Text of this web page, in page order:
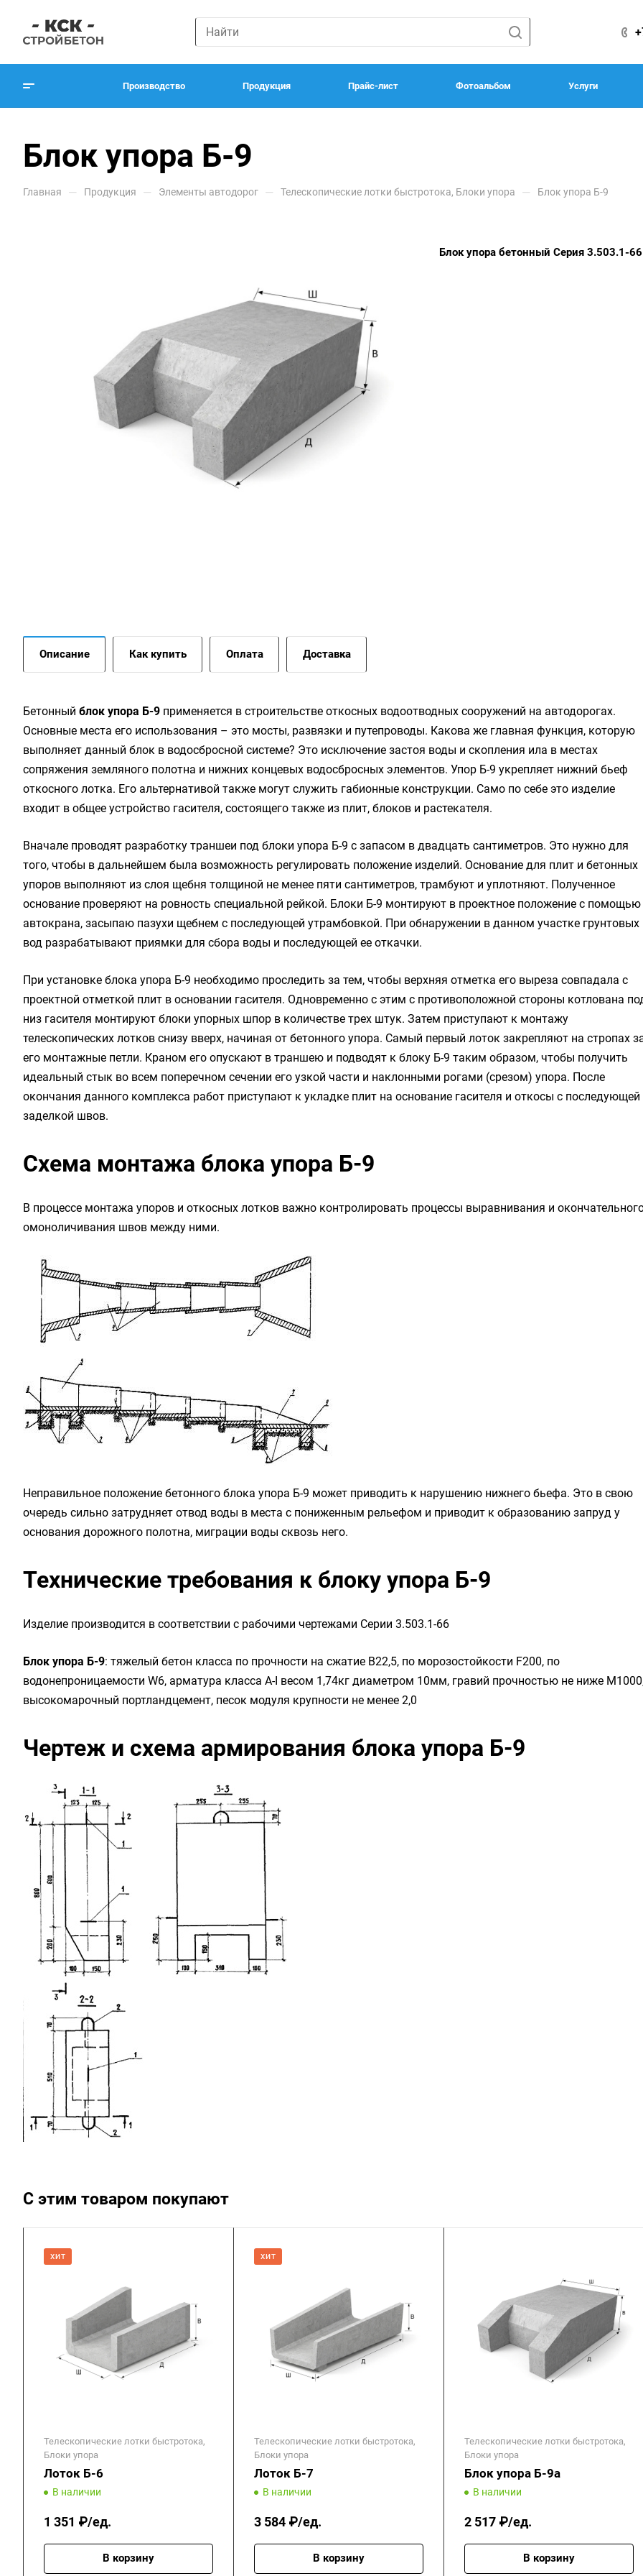
Производство Продукция Прайс-лист Фотоальбом Услуги
Блок упора Б-9
Главная — Продукция — Элементы автодорог — Телескопические лотки быстротока, Блоки упора — Блок упора Б-9
Блок упора бетонный Серия 3.503.1-66
Описание Как купить Оплата Доставка
Бетонный блок упора Б-9 применяется в строительстве откосных водоотводных сооружений на автодорогах.
Основные места его использования – это мосты, развязки и путепроводы. Какова же главная функция, которую
выполняет данный блок в водосбросной системе? Это исключение застоя воды и скопления ила в местах
сопряжения земляного полотна и нижних концевых водосбросных элементов. Упор Б-9 укрепляет нижний бьеф
откосного лотка. Его альтернативой также могут служить габионные конструкции. Само по себе это изделие
входит в общее устройство гасителя, состоящего также из плит, блоков и растекателя.
Вначале проводят разработку траншеи под блоки упора Б-9 с запасом в двадцать сантиметров. Это нужно для
того, чтобы в дальнейшем была возможность регулировать положение изделий. Основание для плит и бетонных
упоров выполняют из слоя щебня толщиной не менее пяти сантиметров, трамбуют и уплотняют. Полученное
основание проверяют на ровность специальной рейкой. Блоки Б-9 монтируют в проектное положение с помощью
автокрана, засыпаю пазухи щебнем с последующей утрамбовкой. При обнаружении в данном участке грунтовых
вод разрабатывают приямки для сбора воды и последующей ее откачки.
При установке блока упора Б-9 необходимо проследить за тем, чтобы верхняя отметка его выреза совпадала с
проектной отметкой плит в основании гасителя. Одновременно с этим с противоположной стороны котлована
низ гасителя монтируют блоки упорных шпор в количестве трех штук. Затем приступают к монтажу
телескопических лотков снизу вверх, начиная от бетонного упора. Самый первый лоток закрепляют на стропах
его монтажные петли. Краном его опускают в траншею и подводят к блоку Б-9 таким образом, чтобы получить
идеальный стык во всем поперечном сечении его узкой части и наклонными рогами (срезом) упора. После
окончания данного комплекса работ приступают к укладке плит на основание гасителя и откосы с последующей
заделкой швов.
Схема монтажа блока упора Б-9
В процессе монтажа упоров и откосных лотков важно контролировать процессы выравнивания и
омоноличивания швов между ними.
Неправильное положение бетонного блока упора Б-9 может приводить к нарушению нижнего бьефа. Это в свою
очередь сильно затрудняет отвод воды в места с пониженным рельефом и приводит к образованию запруд у
основания дорожного полотна, миграции воды сквозь него.
Технические требования к блоку упора Б-9
Изделие производится в соответствии с рабочими чертежами Серии 3.503.1-66
Блок упора Б-9: тяжелый бетон класса по прочности на сжатие B22,5, по морозостойкости F200, по
водонепроницаемости W6, арматура класса А-I весом 1,74кг диаметром 10мм, гравий прочностью не ниже
высокомарочный портландцемент, песок модуля крупности не менее 2,0
Чертеж и схема армирования блока упора Б-9
С этим товаром покупают
ХИТ
Телескопические лотки быстротока,
Блоки упора
Лоток Б-6
В наличии
1 351 ₽/ед.
В корзину
ХИТ
Телескопические лотки быстротока,
Блоки упора
Лоток Б-7
В наличии
3 584 ₽/ед.
В корзину
Телескопические лотки быстротока,
Блоки упора
Блок упора Б-9а
В наличии
2 517 ₽/ед.
В корзину